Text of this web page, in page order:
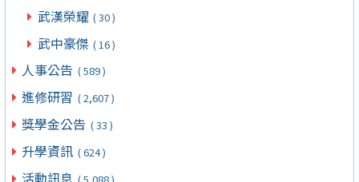
武漢榮耀 ( 30 )
武中豪傑 ( 16 )
人事公告 ( 589 )
進修研習 ( 2,607 )
獎學金公告 ( 33 )
升學資訊 ( 624 )
活動訊息 ( 5,088 )